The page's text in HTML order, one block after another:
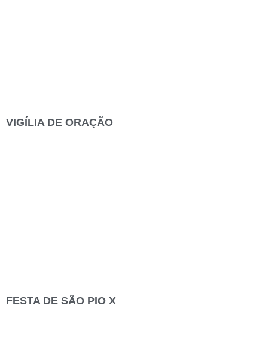
VIGÍLIA DE ORAÇÃO
FESTA DE SÃO PIO X